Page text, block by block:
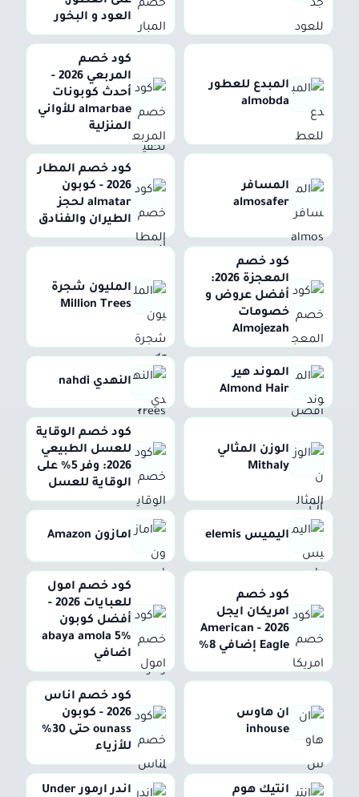
العود و البخور
المبدع للعطور
almobda
كود خصم
المربعي 2026 -
أحدث كوبونات
almarbae للأواني
المنزلية
المسافر
almosafer
كود خصم المطار
2026 - كوبون
almatar لحجز
الطيران والفنادق
كود خصم
المعجزة 2026:
أفضل عروض و
خصومات
Almojezah
المليون شجرة
Million Trees
الموند هير
Almond Hair
النهدي nahdi
الوزن المثالي
Mithaly
كود خصم الوقاية
للعسل الطبيعي
2026: وفر 5% على
الوقاية للعسل
اليميس elemis امازون Amazon
كود خصم
امريكان ايجل
2026 - American
Eagle إضافي 8%
كود خصم امول
للعبايات 2026 -
أفضل كوبون
abaya amola 5%
اضافي
ان هاوس
inhouse
كود خصم اناس
2026 - كوبون
ounass حتى 30%
للأزياء
انتيك هوم
اندر ارمور Under